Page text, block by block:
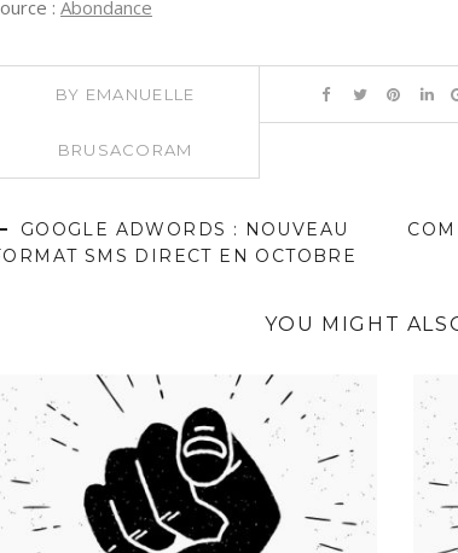
: Abondance
BY EMANUELLE
BRUSACORAM
GOOGLE ADWORDS : NOUVEAU
SMS DIRECT EN OCTOBRE
YOU MIGHT